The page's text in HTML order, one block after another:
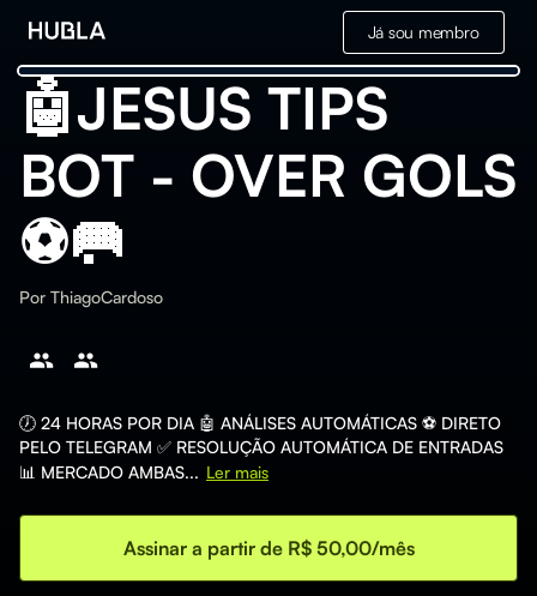
Já sou membro
🤖JESUS TIPS
BOT - OVER GOLS
⚽️🥅
Por ThiagoCardoso
🕖 24 HORAS POR DIA 🤖 ANÁLISES AUTOMÁTICAS ⚽ DIRETO
PELO TELEGRAM ✅ RESOLUÇÃO AUTOMÁTICA DE ENTRADAS
📊 MERCADO AMBAS... Ler mais
Assinar a partir de R$ 50,00/mês